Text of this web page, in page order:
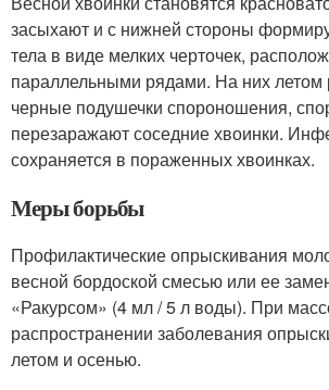
засыхают и с нижней стороны
тела в виде мелких черточек,
параллельными рядами. На них летом
черные подушечки спороношения,
перезаражают соседние хвоинки.
сохраняется в пораженных хвоинках.
Меры борьбы
Профилактические опрыскивания
весной бордоской смесью или ее
«Ракурсом» (4 мл / 5 л воды). При
распространении заболевания
летом и осенью.